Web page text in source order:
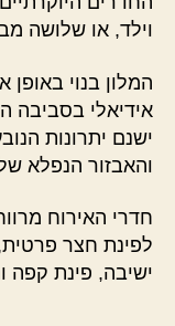
וילד, או שלושה
המלון בנוי
אידיאלי בסביבה
ישנם יתרונות
והאבזור הנפלא
חדרי האירוח
לפינת חצר
ישיבה, פינת קפה